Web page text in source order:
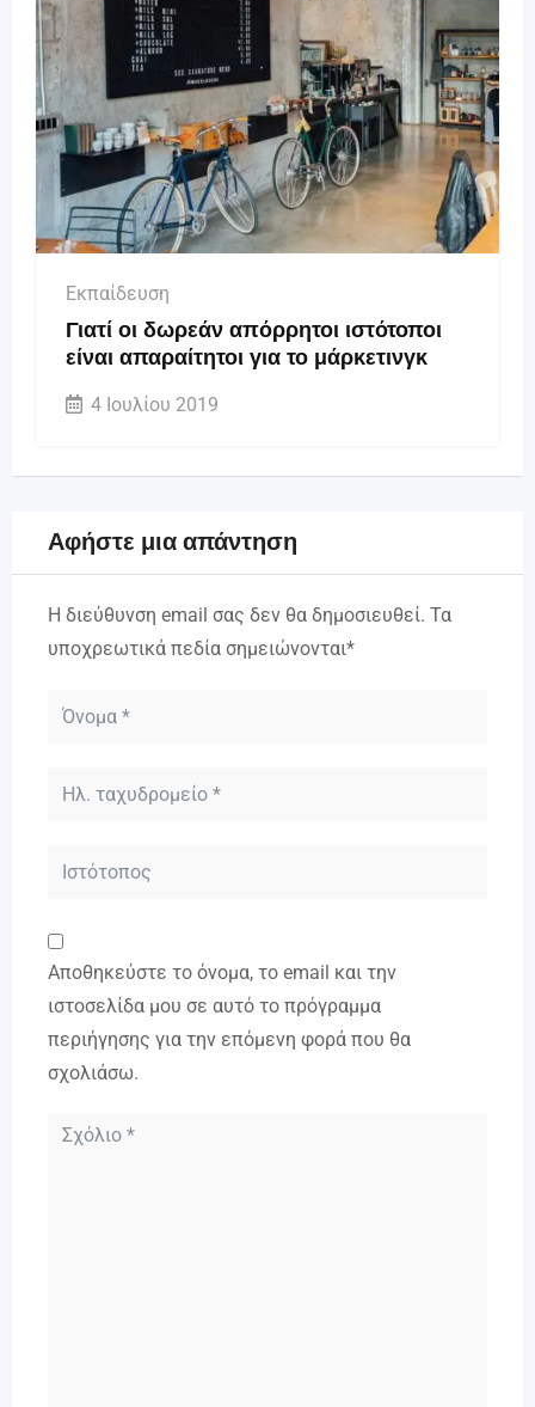
Εκπαίδευση
Γιατί οι δωρεάν απόρρητοι ιστότοποι
είναι απαραίτητοι για το μάρκετινγκ
4 Ιουλίου 2019
Αφήστε μια απάντηση
Η διεύθυνση email σας δεν θα δημοσιευθεί. Τα
υποχρεωτικά πεδία σημειώνονται*
Αποθηκεύστε το όνομα, το email και την
ιστοσελίδα μου σε αυτό το πρόγραμμα
περιήγησης για την επόμενη φορά που θα
σχολιάσω.